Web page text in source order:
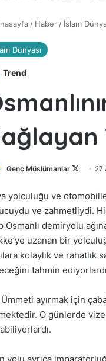
/ Haber / İslam
Dünyası
Trend
Genç Müslümanlar
l
l
o
w
o
n
27
yolculuğu ve
ve zahmetliydi.
Osmanlı demiryolu
uzanan bir
kolaylık ve rahatlık
tahmin
Ümmeti ayırmak için
O günlerde